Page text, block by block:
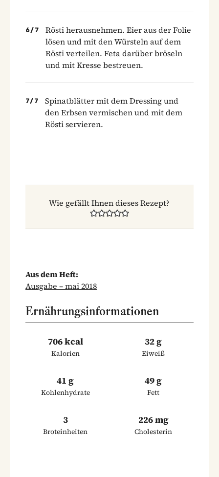
6/ 7
Rösti herausnehmen. Eier aus der Folie
lösen und mit den Würsteln auf dem
Rösti verteilen. Feta darüber bröseln
und mit Kresse bestreuen.
7/ 7
Spinatblätter mit dem Dressing und
den Erbsen vermischen und mit dem
Rösti servieren.
Wie gefällt Ihnen dieses Rezept?
Aus dem Heft:
Ausgabe – mai 2018
Ernährungsinformationen
706 kcal
Kalorien
32 g
Eiweiß
41 g
Kohlenhydrate
49 g
Fett
3
Broteinheiten
226 mg
Cholesterin